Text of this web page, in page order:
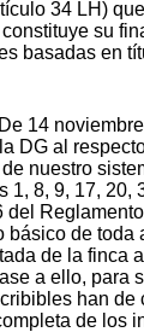
34 LH)
su
basadas en
14
DG al
nuestro
1, 8, 9, 17, 20,
del
de toda
de la finca
a ello, para
han de
de los